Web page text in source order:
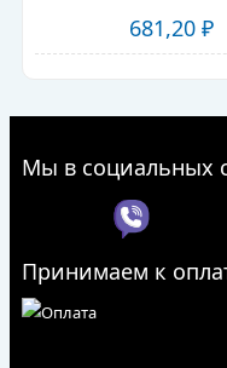
681,20 ₽
Мы в социальных
Принимаем к